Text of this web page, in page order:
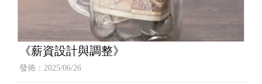
《薪資設計與調整》
發佈：2025/06/26